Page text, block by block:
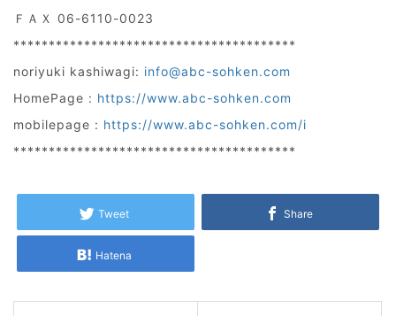
ＦＡＸ 06-6110-0023
****************************************
noriyuki kashiwagi: info@abc-sohken.com
HomePage : https://www.abc-sohken.com
mobilepage : https://www.abc-sohken.com/i
****************************************
Tweet Share
Hatena